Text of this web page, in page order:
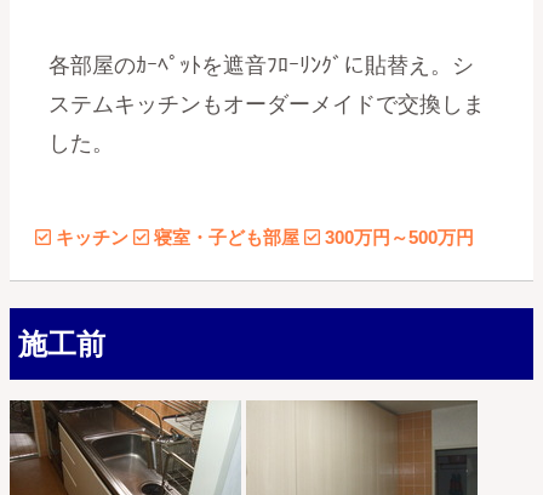
各部屋のｶｰﾍﾟｯﾄを遮音ﾌﾛｰﾘﾝｸﾞに貼替え。シ
ステムキッチンもオーダーメイドで交換しま
した。
キッチン 寝室・子ども部屋 300万円～500万円
施工前